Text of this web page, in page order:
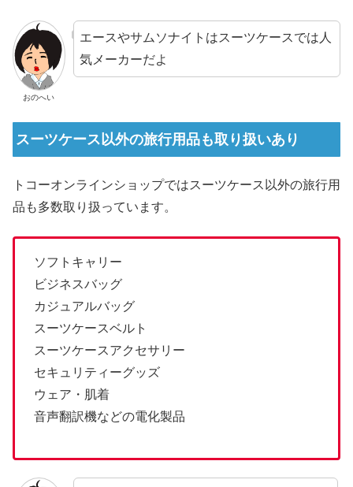
おのへい
エースやサムソナイトはスーツケースでは人
気メーカーだよ
スーツケース以外の旅行用品も取り扱いあり
トコーオンラインショップではスーツケース以外の旅行用
品も多数取り扱っています。
ソフトキャリー
ビジネスバッグ
カジュアルバッグ
スーツケースベルト
スーツケースアクセサリー
セキュリティーグッズ
ウェア・肌着
音声翻訳機などの電化製品